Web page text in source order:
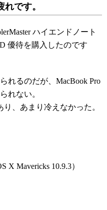
です。
ハイエンドノート
優待を購入したのです
れるのだが、MacBook Pro
れない。
、あまり冷えなかった。
X Mavericks 10.9.3）